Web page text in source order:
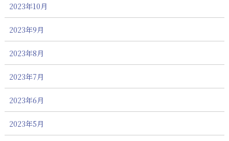
2023年10月
2023年9月
2023年8月
2023年7月
2023年6月
2023年5月